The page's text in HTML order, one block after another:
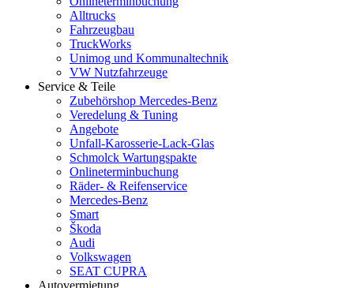
Alltrucks
Fahrzeugbau
TruckWorks
Unimog und Kommunaltechnik
VW Nutzfahrzeuge
Service & Teile
Zubehörshop Mercedes-Benz
Veredelung & Tuning
Angebote
Unfall-Karosserie-Lack-Glas
Schmolck Wartungspakte
Onlineterminbuchung
Räder- & Reifenservice
Mercedes-Benz
Smart
Škoda
Audi
Volkswagen
SEAT CUPRA
Autovermietung